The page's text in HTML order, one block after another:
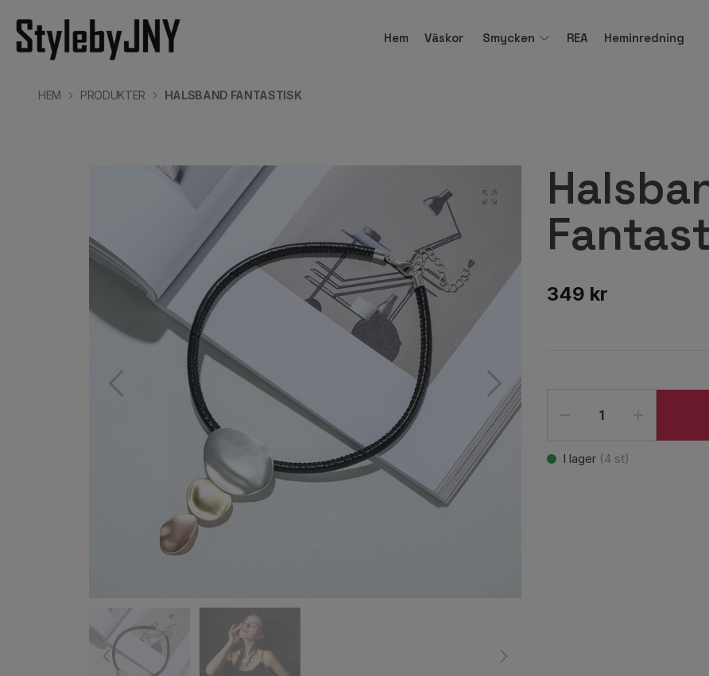
Hem Väskor Smycken REA Heminredning
HEM PRODUKTER HALSBAND FANTASTISK
349 kr
I lager (4 st)